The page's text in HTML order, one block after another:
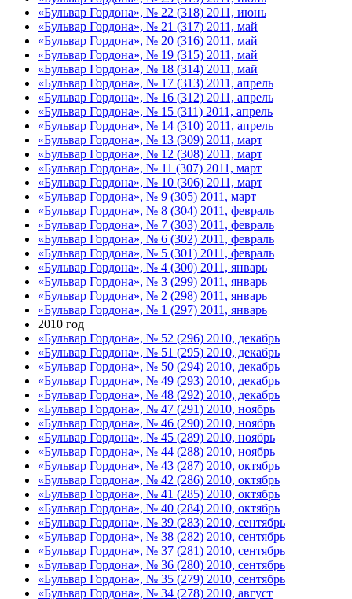
«Бульвар Гордона», № 22 (318) 2011, июнь
«Бульвар Гордона», № 21 (317) 2011, май
«Бульвар Гордона», № 20 (316) 2011, май
«Бульвар Гордона», № 19 (315) 2011, май
«Бульвар Гордона», № 18 (314) 2011, май
«Бульвар Гордона», № 17 (313) 2011, апрель
«Бульвар Гордона», № 16 (312) 2011, апрель
«Бульвар Гордона», № 15 (311) 2011, апрель
«Бульвар Гордона», № 14 (310) 2011, апрель
«Бульвар Гордона», № 13 (309) 2011, март
«Бульвар Гордона», № 12 (308) 2011, март
«Бульвар Гордона», № 11 (307) 2011, март
«Бульвар Гордона», № 10 (306) 2011, март
«Бульвар Гордона», № 9 (305) 2011, март
«Бульвар Гордона», № 8 (304) 2011, февраль
«Бульвар Гордона», № 7 (303) 2011, февраль
«Бульвар Гордона», № 6 (302) 2011, февраль
«Бульвар Гордона», № 5 (301) 2011, февраль
«Бульвар Гордона», № 4 (300) 2011, январь
«Бульвар Гордона», № 3 (299) 2011, январь
«Бульвар Гордона», № 2 (298) 2011, январь
«Бульвар Гордона», № 1 (297) 2011, январь
2010 год
«Бульвар Гордона», № 52 (296) 2010, декабрь
«Бульвар Гордона», № 51 (295) 2010, декабрь
«Бульвар Гордона», № 50 (294) 2010, декабрь
«Бульвар Гордона», № 49 (293) 2010, декабрь
«Бульвар Гордона», № 48 (292) 2010, декабрь
«Бульвар Гордона», № 47 (291) 2010, ноябрь
«Бульвар Гордона», № 46 (290) 2010, ноябрь
«Бульвар Гордона», № 45 (289) 2010, ноябрь
«Бульвар Гордона», № 44 (288) 2010, ноябрь
«Бульвар Гордона», № 43 (287) 2010, октябрь
«Бульвар Гордона», № 42 (286) 2010, октябрь
«Бульвар Гордона», № 41 (285) 2010, октябрь
«Бульвар Гордона», № 40 (284) 2010, октябрь
«Бульвар Гордона», № 39 (283) 2010, сентябрь
«Бульвар Гордона», № 38 (282) 2010, сентябрь
«Бульвар Гордона», № 37 (281) 2010, сентябрь
«Бульвар Гордона», № 36 (280) 2010, сентябрь
«Бульвар Гордона», № 35 (279) 2010, сентябрь
«Бульвар Гордона», № 34 (278) 2010, август